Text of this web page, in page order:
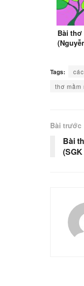
Bài thơ
Tags:
thơ mầm
Bài trước
Bài